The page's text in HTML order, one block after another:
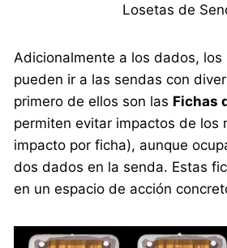
Losetas de
Adicionalmente a los dados, los
pueden ir a las sendas con
primero de ellos son las Fichas
permiten evitar impactos de los
impacto por ficha), aunque
dos dados en la senda. Estas
en un espacio de acción